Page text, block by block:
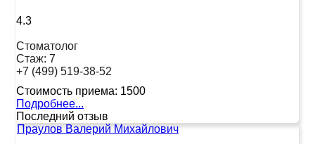
4.3
Стоматолог
Стаж: 7
+7 (499) 519-38-52
Стоимость приема: 1500
Подробнее...
Последний отзыв
Праулов Валерий Михайлович